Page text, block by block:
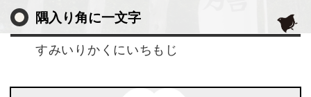
隅入り角に一文字
すみいりかくにいちもじ